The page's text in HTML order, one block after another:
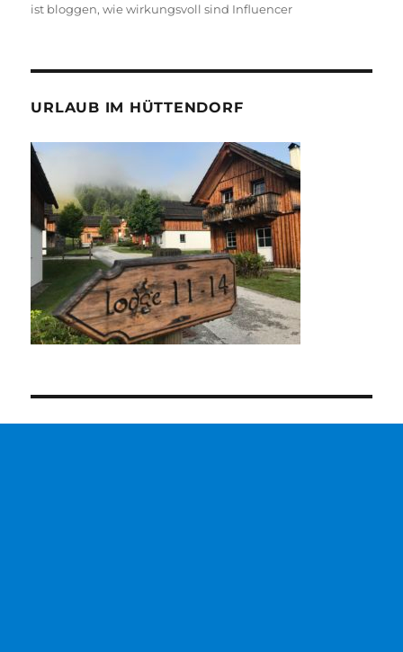
ist bloggen,wie wirkungsvoll sind Influencer
URLAUB IM HÜTTENDORF